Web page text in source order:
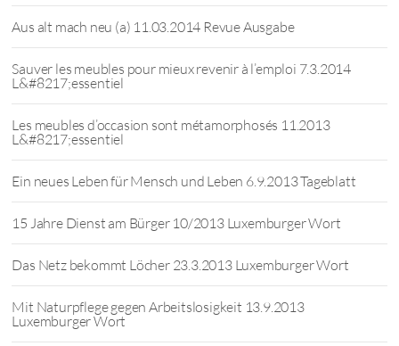
Aus alt mach neu (a) 11.03.2014 Revue Ausgabe
Sauver les meubles pour mieux revenir à l’emploi 7.3.2014
L&#8217;essentiel
Les meubles d’occasion sont métamorphosés 11.2013
L&#8217;essentiel
Ein neues Leben für Mensch und Leben 6.9.2013 Tageblatt
15 Jahre Dienst am Bürger 10/2013 Luxemburger Wort
Das Netz bekommt Löcher 23.3.2013 Luxemburger Wort
Mit Naturpflege gegen Arbeitslosigkeit 13.9.2013
Luxemburger Wort